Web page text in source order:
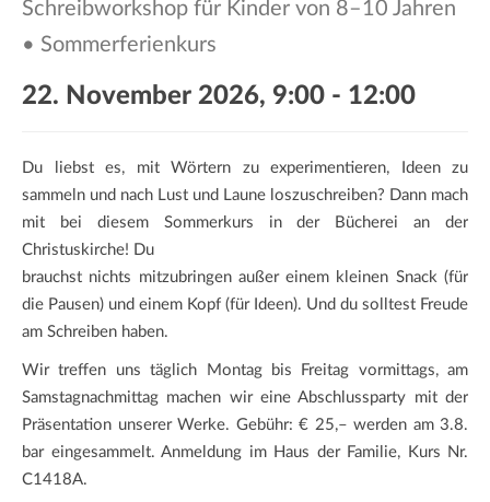
a
Schreibworkshop für Kinder von 8–10 Jahren
• Sommerferienkurs
22. November 2026, 9:00 - 12:00
Du liebst es, mit Wörtern zu experimentieren, Ideen zu
sammeln und nach Lust und Laune loszuschreiben? Dann mach
mit bei diesem Sommerkurs in der Bücherei an der
Christuskirche! Du
brauchst nichts mitzubringen außer einem kleinen Snack (für
die Pausen) und einem Kopf (für Ideen). Und du solltest Freude
am Schreiben haben.
Wir treffen uns täglich Montag bis Freitag vormittags, am
Samstagnachmittag machen wir eine Abschlussparty mit der
Präsentation unserer Werke. Gebühr: € 25,– werden am 3.8.
bar eingesammelt. Anmeldung im Haus der Familie, Kurs Nr.
C1418A.